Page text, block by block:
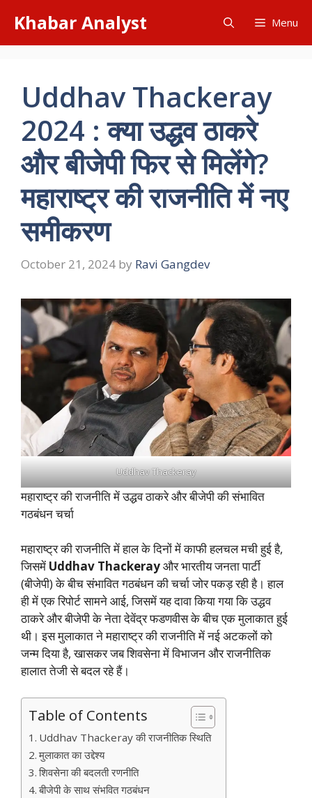
content
Khabar Analyst Menu
Uddhav Thackeray
2024 : क्या उद्धव ठाकरे
और बीजेपी फिर से मिलेंगे?
महाराष्ट्र की राजनीति में नए
समीकरण
October 21, 2024 by Ravi Gangdev
Uddhav Thackeray
महाराष्ट्र की राजनीति में उद्धव ठाकरे और बीजेपी की संभावित
गठबंधन चर्चा
महाराष्ट्र की राजनीति में हाल के दिनों में काफी हलचल मची हुई है,
जिसमें Uddhav Thackerayऔर भारतीय जनता पार्टी
(बीजेपी) के बीच संभावित गठबंधन की चर्चा जोर पकड़ रही है। हाल
ही में एक रिपोर्ट सामने आई, जिसमें यह दावा किया गया कि उद्धव
ठाकरे और बीजेपी के नेता देवेंद्र फडणवीस के बीच एक मुलाकात हुई
थी। इस मुलाकात ने महाराष्ट्र की राजनीति में नई अटकलों को
जन्म दिया है, खासकर जब शिवसेना में विभाजन और राजनीतिक
हालात तेजी से बदल रहे हैं।
Table of Contents
Uddhav Thackeray की राजनीतिक स्थिति
मुलाकात का उद्देश्य
शिवसेना की बदलती रणनीति
बीजेपी के साथ संभवित गठबंधन